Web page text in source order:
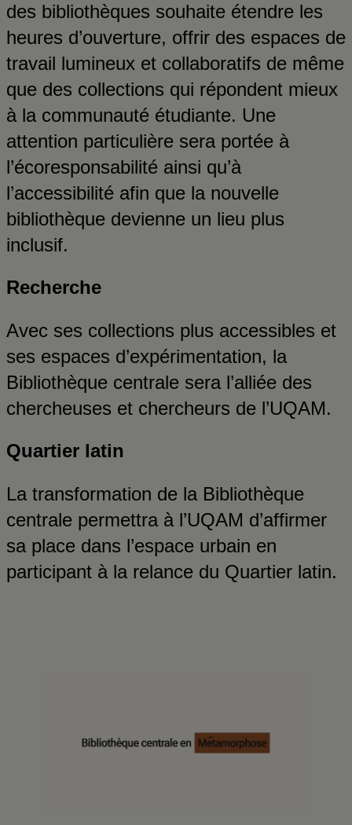
des bibliothèques souhaite étendre les
heures d’ouverture, offrir des espaces de
travail lumineux et collaboratifs de même
que des collections qui répondent mieux
à la communauté étudiante. Une
attention particulière sera portée à
l’écoresponsabilité ainsi qu’à
l’accessibilité afin que la nouvelle
bibliothèque devienne un lieu plus
inclusif.
Recherche
Avec ses collections plus accessibles et
ses espaces d’expérimentation, la
Bibliothèque centrale sera l’alliée des
chercheuses et chercheurs de l’UQAM.
Quartier latin
La transformation de la Bibliothèque
centrale permettra à l’UQAM d’affirmer
sa place dans l’espace urbain en
participant à la relance du Quartier latin.